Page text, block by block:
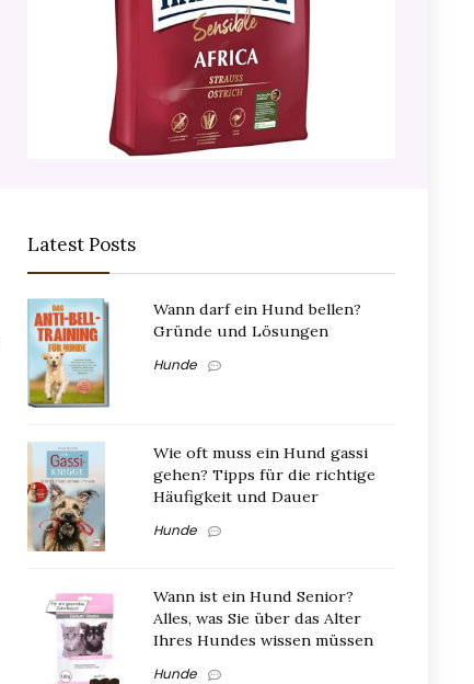
Latest Posts
Wann darf ein Hund bellen?
Gründe und Lösungen
Hunde
Wie oft muss ein Hund gassi
gehen? Tipps für die richtige
Häufigkeit und Dauer
Hunde
Wann ist ein Hund Senior?
Alles, was Sie über das Alter
Ihres Hundes wissen müssen
Hunde